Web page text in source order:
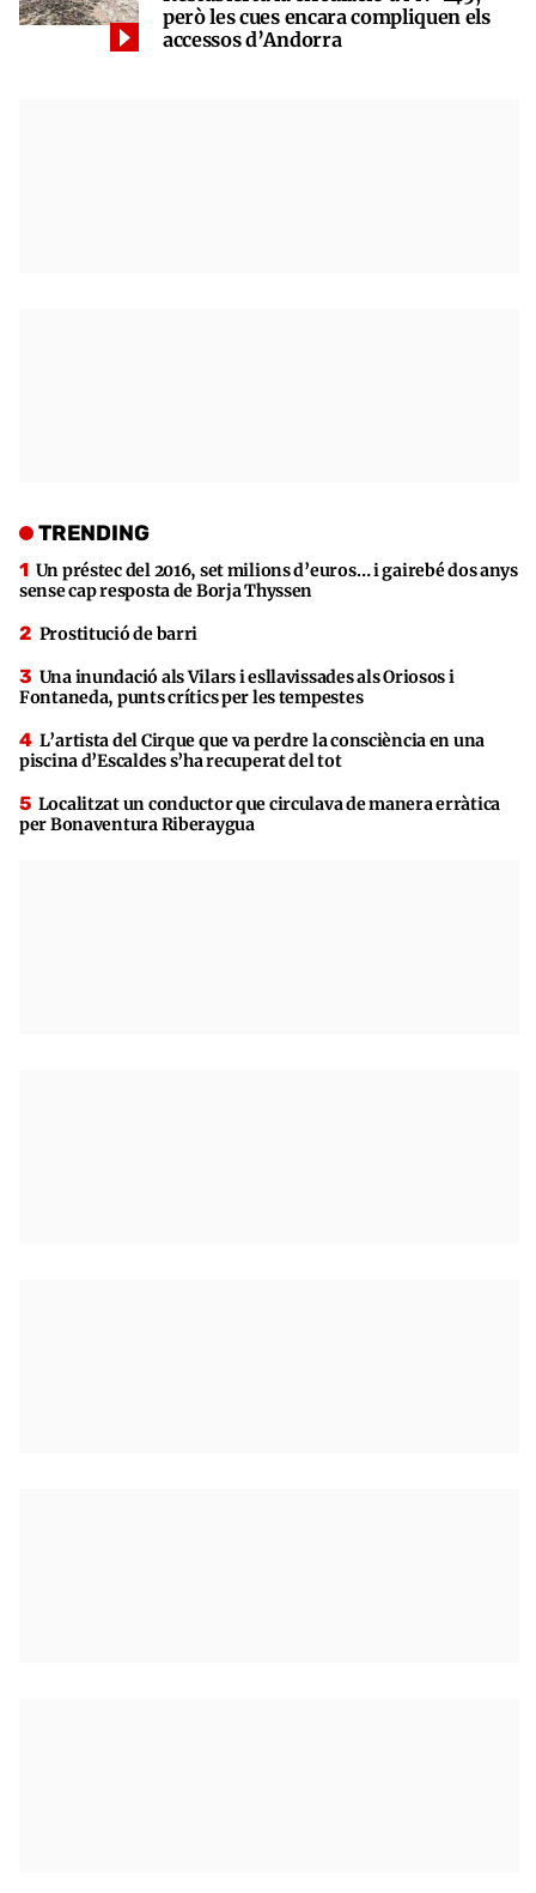
però les cues encara compliquen els
accessos d’Andorra
TRENDING
Un préstec del 2016, set milions d’euros… i gairebé dos anys
sense cap resposta de Borja Thyssen
Prostitució de barri
Una inundació als Vilars i esllavissades als Oriosos i
Fontaneda, punts crítics per les tempestes
L’artista del Cirque que va perdre la consciència en una
piscina d’Escaldes s’ha recuperat del tot
Localitzat un conductor que circulava de manera erràtica
per Bonaventura Riberaygua